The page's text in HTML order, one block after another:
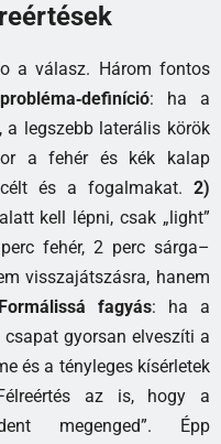
a válasz. Három fontos
: ha a
a legszebb laterális körök
a fehér és kék kalap
és a fogalmakat. 2)
kell lépni, csak „light”
fehér, 2 perc sárga–
visszajátszásra, hanem
fagyás: ha a
gyorsan elveszíti a
és a tényleges kísérletek
az is, hogy a
megenged”. Épp